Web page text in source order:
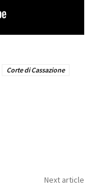
Corte di Cassazione
Next article